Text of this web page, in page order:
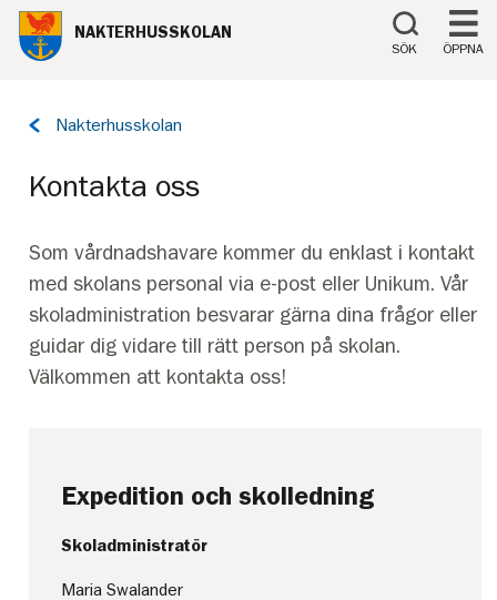
Till innehåll på sidan
NAKTERHUSSKOLAN
SÖK ÖPPNA
Tillbaka
Nakterhusskolan
Kontakta oss
Som vårdnadshavare kommer du enklast i kontakt
med skolans personal via e-post eller Unikum. Vår
skoladministration besvarar gärna dina frågor eller
guidar dig vidare till rätt person på skolan.
Välkommen att kontakta oss!
Expedition och skolledning
Skoladministratör
Maria Swalander